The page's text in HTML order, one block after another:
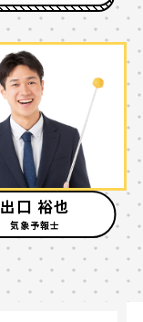
出口 裕也